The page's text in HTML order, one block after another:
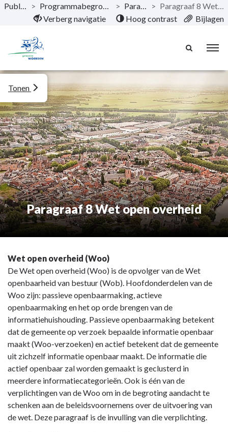
Naar hoofdinhoud
Publicaties > Programmabegroting 2026 - 2029 > Paragrafen >
Paragraaf 8 Wet open overheid
Verberg navigatie
Hoog contrast Bijlagen
Paragraaf 8 Wet open overheid
Tonen
Wet open overheid (Woo)
De Wet open overheid (Woo) is de opvolger van de Wet
openbaarheid van bestuur (Wob). Hoofdonderdelen van de
Woo zijn: passieve openbaarmaking, actieve
openbaarmaking en het op orde brengen van de
informatiehuishouding. Passieve openbaarmaking betekent
dat de gemeente op verzoek bepaalde informatie openbaar
maakt (Woo-verzoeken) en actief betekent dat de gemeente
uit zichzelf informatie openbaar maakt. De informatie die
actief openbaar zal worden gemaakt is geclusterd in
meerdere informatiecategorieën. Ook is één van de
verplichtingen van de Woo om in de begroting aandacht te
schenken aan de beleidsvoornemens over de uitvoering van
de wet. Deze paragraaf is de invulling van die verplichting.